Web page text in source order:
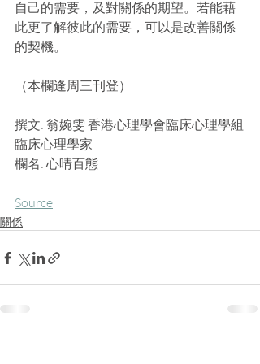
自己的需要，及對關係的期望。若能藉
此更了解彼此的需要，可以是改善關係
的契機。
（本欄逢周三刊登）
撰文: 翁婉雯 香港心理學會臨床心理學組
臨床心理學家
欄名: 心晴百態
Source
關係